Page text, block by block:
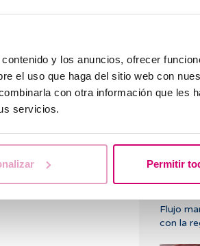
y los anuncios, ofrecer
el uso que haga del sitio web con
con otra información que les
servicios.
Permitir
¿Cuáles
indican
Flujo
con la